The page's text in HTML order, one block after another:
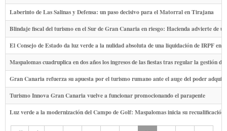
Laberinto de Las Salinas y Defensa: un paso decisivo para el Matorral en Tirajana
Blindaje fiscal del turismo en el Sur de Gran Canaria en riesgo: Hacienda advierte de
El Consejo de Estado da luz verde a la nulidad absoluta de una liquidación de IRPF en
Maspalomas cuadruplica en dos años los ingresos de las fiestas tras regular la gestión
Gran Canaria refuerza su apuesta por el turismo rumano ante el auge del poder
Turismo Innova Gran Canaria vuelve a funcionar promocionando el parapente
Luz verde a la modernización del Campo de Golf: Maspalomas inicia su recualificación